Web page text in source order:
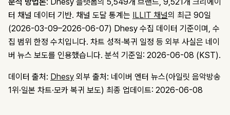
분석 방법론: Dhesy 플랫폼의 5,549개 브랜드, 9,521개 크리에이
터 채널 데이터 기반. 채널 도달 통계는
ILLIT 채널의 최근 90일
(2026-03-09–2026-06-07) Dhesy 수집 데이터 기준이며, 수
집 범위 한정 수치입니다. 차트 성적·복귀 일정 등 외부 사실은 네이
버 뉴스 보도를 인용했습니다. 분석 기준일: 2026-06-08 (KST).
데이터 출처: Dhesy 외부 출처: 네이버 엔터 뉴스(아일릿 음악방송
1위·일본 차트·모카 복귀 보도) 최종 업데이트: 2026-06-08